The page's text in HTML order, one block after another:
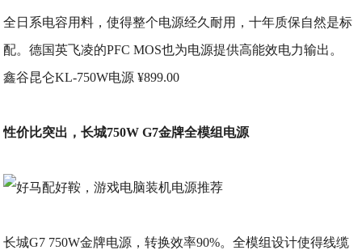
全日系电容用料，使得整个电源经久耐用，十年质保自然是标
配。德国英飞凌的PFC MOS也为电源提供高能效电力输出。
鑫谷昆仑KL-750W电源 ¥899.00
性价比突出，长城750W G7金牌全模组电源
长城G7 750W金牌电源，转换效率90%。全模组设计使得线缆